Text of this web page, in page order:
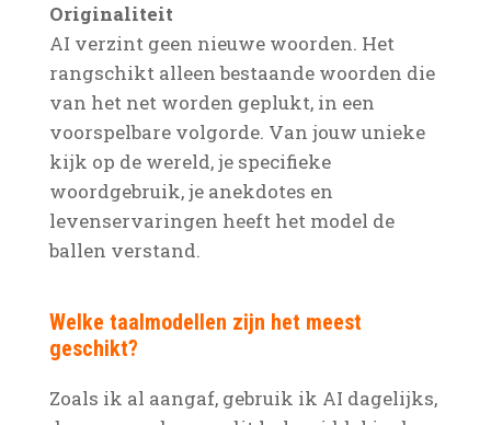
Originaliteit
AI verzint geen nieuwe woorden. Het
rangschikt alleen bestaande woorden die
van het net worden geplukt, in een
voorspelbare volgorde. Van jouw unieke
kijk op de wereld, je specifieke
woordgebruik, je anekdotes en
levenservaringen heeft het model de
ballen verstand.
Welke taalmodellen zijn het meest
geschikt?
Zoals ik al aangaf, gebruik ik AI dagelijks,